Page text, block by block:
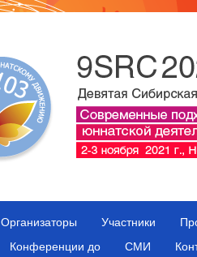
Организаторы Участники
Конференции до СМИ